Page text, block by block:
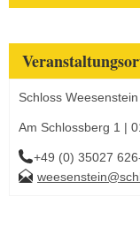
Schloss Weesenstein
Am Schlossberg 1 |
+49 (0) 35027